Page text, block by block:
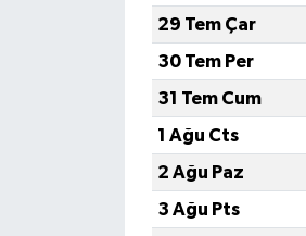
29 Tem Çar
30 Tem Per
31 Tem Cum
1 Ağu Cts
2 Ağu Paz
3 Ağu Pts